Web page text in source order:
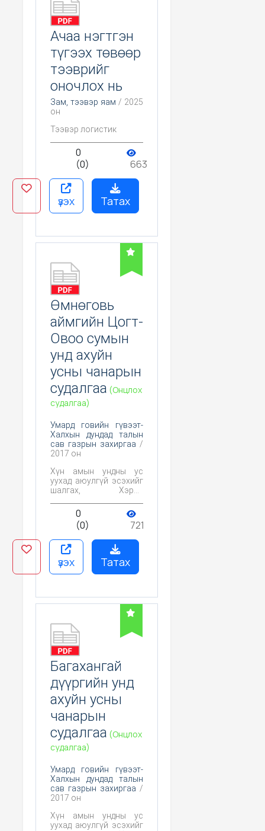
Ачаа нэгтгэн
түгээх төвөөр
тээврийг
оночлох нь
Зам, тээвэр яам / 2025
он
Тээвэр логистик
0
(0)
663
үзэх Татах
Өмнөговь
аймгийн Цогт-
Овоо сумын
унд ахуйн
усны чанарын
судалгаа (Онцлох
судалгаа)
Умард говийн гүвээт-
Халхын дундад талын
сав газрын захиргаа /
2017 он
Хүн амын ундны ус
уухад аюулгүй эсэхийг
шалгах, Хэрэв
анхааруулга өгч,
хамгаалах,
цэвэршүүлэх арга
хэмжээг тодорхойлох,
Тухайн бүс нутагт усны
чанарт байгаль, хүний
үйл ажиллагаа хэрхэн
нөлөөлж байгааг
үндэслэл болгох юм.
0
(0)
721
үзэх Татах
Багахангай
дүүргийн унд
ахуйн усны
чанарын
судалгаа (Онцлох
судалгаа)
Умард говийн гүвээт-
Халхын дундад талын
сав газрын захиргаа /
2017 он
Хүн амын ундны ус
уухад аюулгүй эсэхийг